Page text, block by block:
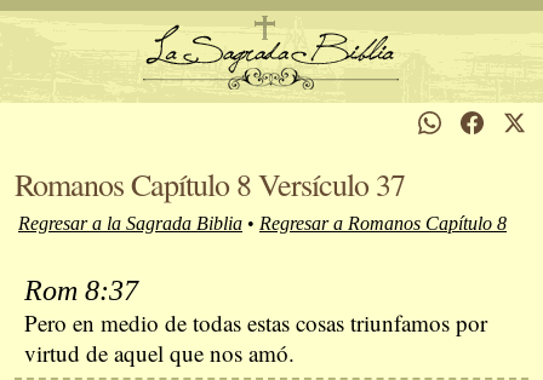
Romanos Capítulo 8 Versículo 37
Regresar a la Sagrada Biblia • Regresar a Romanos Capítulo 8
Rom 8:37
Pero en medio de todas estas cosas triunfamos por
virtud de aquel que nos amó.